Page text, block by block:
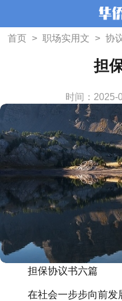
首页 > 职场实用文 > 协
担
时间：2025-
担保协议书六篇
在社会一步步向前发